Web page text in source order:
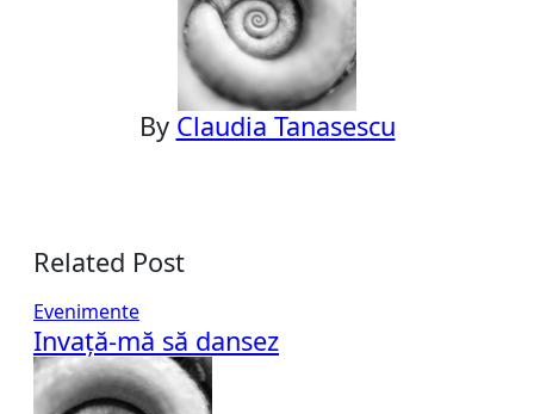
By Claudia Tanasescu
Related Post
Evenimente
Invață-mă să dansez